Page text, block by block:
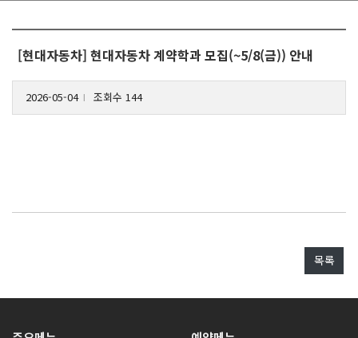
[현대자동차] 현대자동차 계약학과 모집(~5/8(금)) 안내
2026-05-04 조회수 144
목록